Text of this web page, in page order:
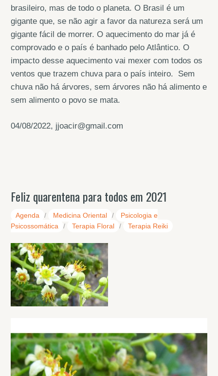
brasileiro, mas de todo o planeta. O Brasil é um
gigante que, se não agir a favor da natureza será um
gigante fácil de morrer. O aquecimento do mar já é
comprovado e o país é banhado pelo Atlântico. O
impacto desse aquecimento vai mexer com todos os
ventos que trazem chuva para o país inteiro. Sem
chuva não há árvores, sem árvores não há alimento e
sem alimento o povo se mata.
04/08/2022, jjoacir@gmail.com
Feliz quarentena para todos em 2021
Agenda / Medicina Oriental /
Psicologia e
Psicossomática
/ Terapia Floral / Terapia Reiki